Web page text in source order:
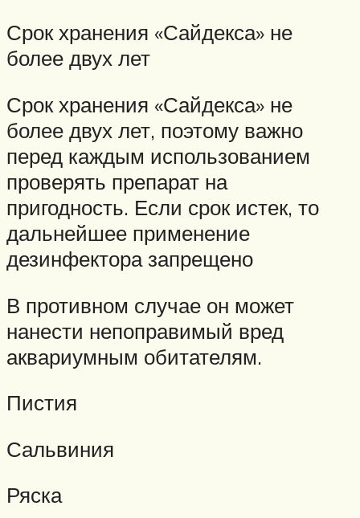
Срок хранения «Сайдекса» не
более двух лет
Срок хранения «Сайдекса» не
более двух лет, поэтому важно
перед каждым использованием
проверять препарат на
пригодность. Если срок истек, то
дальнейшее применение
дезинфектора запрещено
В противном случае он может
нанести непоправимый вред
аквариумным обитателям.
Пистия
Сальвиния
Ряска